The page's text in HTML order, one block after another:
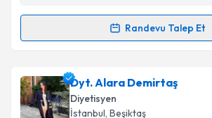
Randevu Talep Et
Randevu Takvimi Talebi
Dyt. Simay Yıldırımiçin randevu
oluşturun. Size bu uzmandan randevu
takvim hazırlandığında e-posta ile
Dyt. Alara Demirtaş
Diyetisyen
İstanbul, Beşiktaş